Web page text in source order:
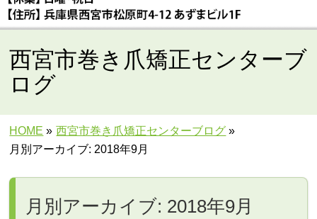
西宮市巻き爪矯正センターブ
ログ
HOME » 西宮市巻き爪矯正センターブログ »
月別アーカイブ: 2018年9月
月別アーカイブ: 2018年9月